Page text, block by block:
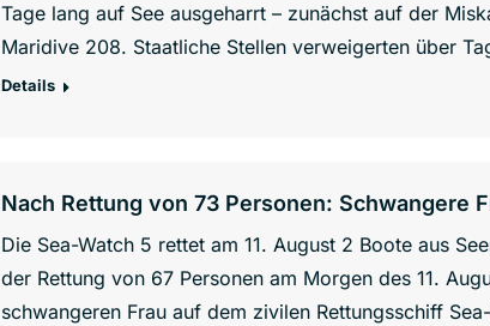
Tage lang auf See ausgeharrt – zunächst auf der
Maridive 208. Staatliche Stellen verweigerten über
Details
Nach Rettung von 73 Personen: Schwangere
Die Sea-Watch 5 rettet am 11. August 2 Boote aus
der Rettung von 67 Personen am Morgen des 11.
schwangeren Frau auf dem zivilen Rettungsschiff